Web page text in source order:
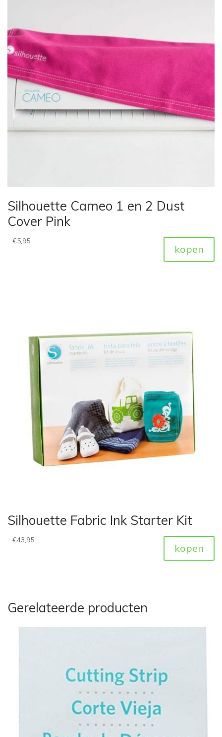
Silhouette Cameo 1 en 2 Dust
Cover Pink
€5,95
kopen
Silhouette Fabric Ink Starter Kit
€43,95
kopen
Gerelateerde producten